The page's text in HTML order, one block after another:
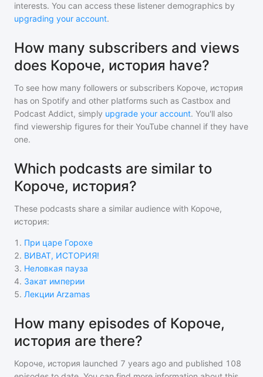
interests. You can access these listener demographics by
upgrading your account.
How many subscribers and views
does Короче, история have?
To see how many followers or subscribers Короче, история
has on Spotify and other platforms such as Castbox and
Podcast Addict, simply upgrade your account. You'll also
find viewership figures for their YouTube channel if they have
one.
Which podcasts are similar to
Короче, история?
These podcasts share a similar audience with Короче,
история:
1 . При царе Горохе
2. ВИВАТ, ИСТОРИЯ!
3. ‎Неловкая пауза
4. Закат империи
5. Лекции Arzamas
How many episodes of Короче,
история are there?
Короче, история launched 7 years ago and published 108